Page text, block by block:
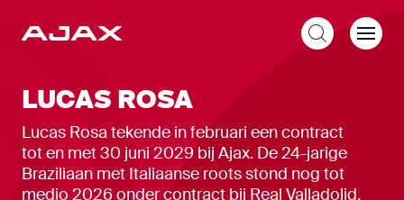
LUCAS ROSA
Lucas Rosa tekende in februari een contract
tot en met 30 juni 2029 bij Ajax. De 24-jarige
Braziliaan met Italiaanse roots stond nog tot
medio 2026 onder contract bij Real Valladolid.